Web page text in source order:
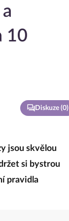
10
Diskuze (0)
jsou skvělou
si bystrou
pravidla